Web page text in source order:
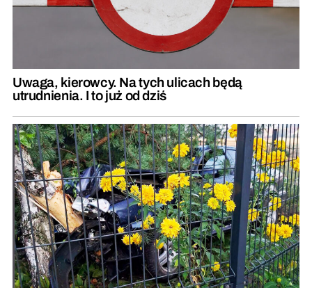
Uwaga, kierowcy. Na tych ulicach będą
utrudnienia. I to już od dziś